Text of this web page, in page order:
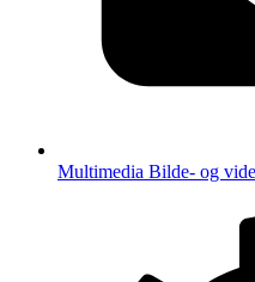
Multimedia Bilde- og